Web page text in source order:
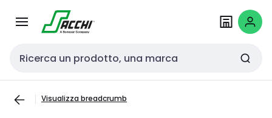
navigazionecontenuto
Cerca input
Visualizza breadcrumb